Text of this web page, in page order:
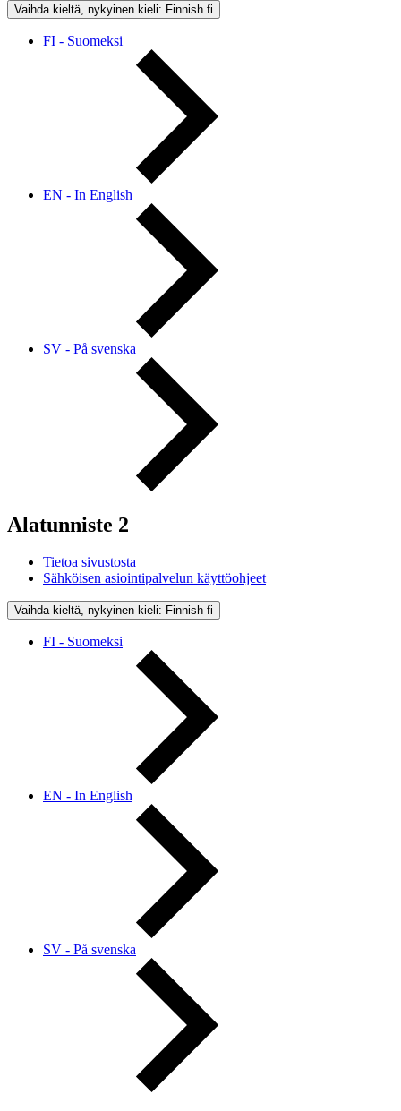
Vaihda kieltä, nykyinen kieli: Finnish fi
FI - Suomeksi
EN - In English
SV - På svenska
Alatunniste 2
Tietoa sivustosta
Sähköisen asiointipalvelun käyttöohjeet
Vaihda kieltä, nykyinen kieli: Finnish fi
FI - Suomeksi
EN - In English
SV - På svenska